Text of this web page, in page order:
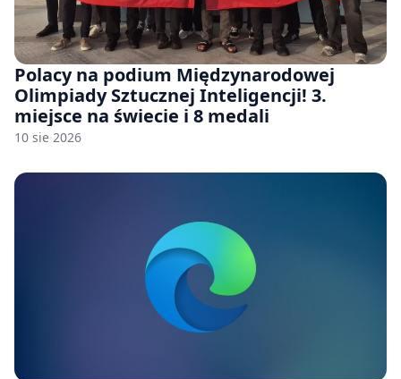
Polacy na podium Międzynarodowej
Olimpiady Sztucznej Inteligencji! 3.
miejsce na świecie i 8 medali
10 sie 2026